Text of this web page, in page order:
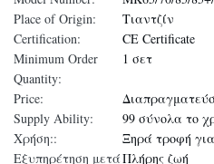
Place of Origin:
Τιαντζίν
Certification:
CE Certificate
Minimum Order
Quantity:
1 σετ
Price:
Supply Ability:
99 σύνολα το
Χρήση::
Ξηρά τροφή
Εξυπηρέτηση μετάΠλήρης ζωή